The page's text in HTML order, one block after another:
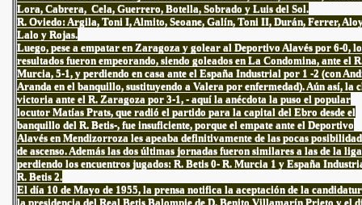
Lora, Cabrera, Cela, Guerrero, Botella, Sobrado y Luis del Sol.
R. Oviedo: Argila, Toni I, Almito, Seoane, Galín, Toni II, Durán, Ferrer,
Lalo y Rojas.
Luego, pese a empatar en Zaragoza y golear al Deportivo Alavés por 6-0,
resultados fueron empeorando, siendo goleados en La Condomina, ante el
Murcia, 5-1, y perdiendo en casa ante el España Industrial por 1 -2 (con
Aranda en el banquillo, sustituyendo a Valera por enfermedad). Aún así, la
victoria ante el R. Zaragoza por 3-1, - aquí la anécdota la puso el popular
locutor Matías Prats, que radió el partido para la capital del Ebro desde el
banquillo del R. Betis-, fue insuficiente, porque el empate ante el Deportivo
Alavés en Mendizorroza les apeaba definitivamente de las pocas
de ascenso. Además las dos últimas jornadas fueron similares a las de la
perdiendo los encuentros jugados: R. Betis 0- R. Murcia 1 y España
R. Betis 2.
El día 10 de Mayo de 1955, la prensa notifica la aceptación de la
la presidencia del Real Betis Balompie de D. Benito Villamarín Prieto y el